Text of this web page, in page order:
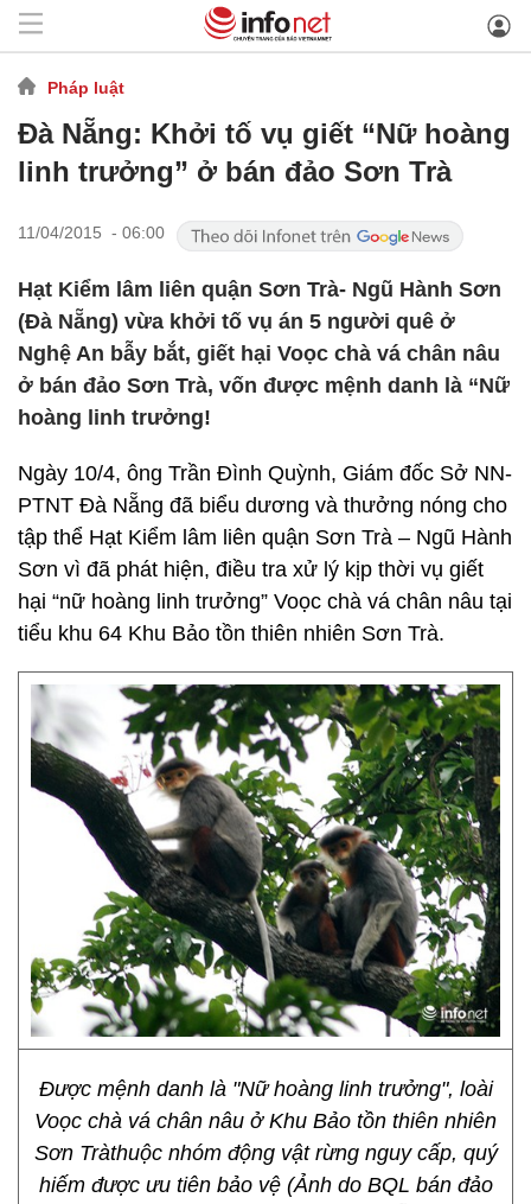
Pháp luật
Đà Nẵng: Khởi tố vụ giết “Nữ hoàng
linh trưởng” ở bán đảo Sơn Trà
11/04/2015 - 06:00
Hạt Kiểm lâm liên quận Sơn Trà- Ngũ Hành Sơn
(Đà Nẵng) vừa khởi tố vụ án 5 người quê ở
Nghệ An bẫy bắt, giết hại Voọc chà vá chân nâu
ở bán đảo Sơn Trà, vốn được mệnh danh là “Nữ
hoàng linh trưởng!
Ngày 10/4, ông Trần Đình Quỳnh, Giám đốc Sở NN-
PTNT Đà Nẵng đã biểu dương và thưởng nóng cho
tập thể Hạt Kiểm lâm liên quận Sơn Trà – Ngũ Hành
Sơn vì đã phát hiện, điều tra xử lý kịp thời vụ giết
hại “nữ hoàng linh trưởng” Voọc chà vá chân nâu tại
tiểu khu 64 Khu Bảo tồn thiên nhiên Sơn Trà.
Được mệnh danh là "Nữ hoàng linh trưởng", loài
Voọc chà vá chân nâu ở Khu Bảo tồn thiên nhiên
Sơn Tràthuộc nhóm động vật rừng nguy cấp, quý
hiếm được ưu tiên bảo vệ (Ảnh do BQL bán đảo